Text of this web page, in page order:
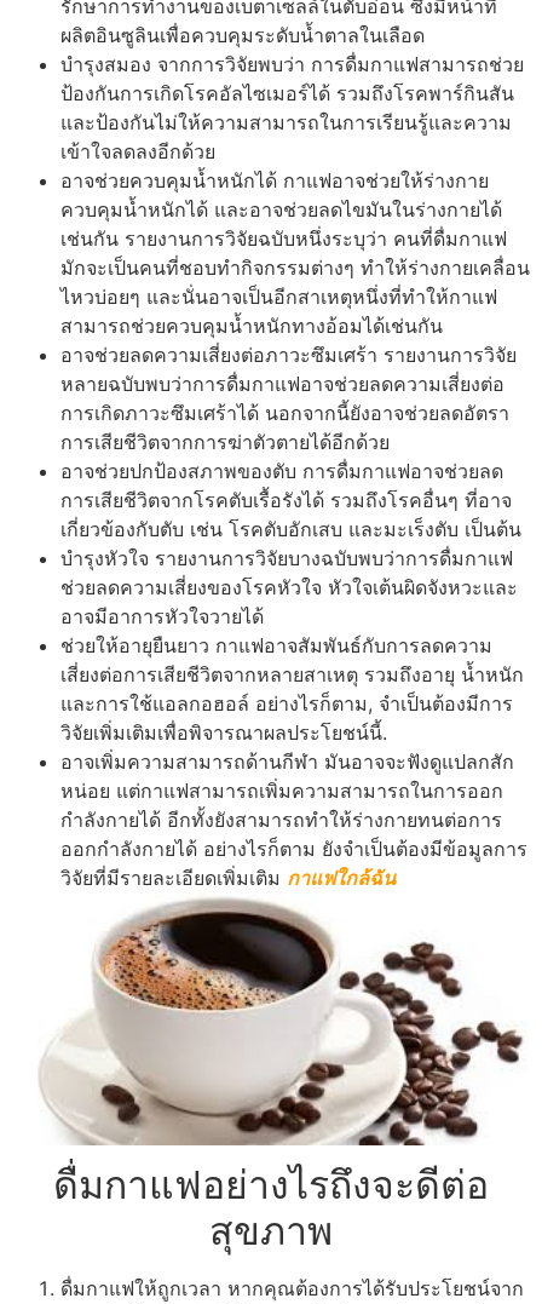
รักษาการทำงานของเบตาเซลล์ในตับอ่อน ซึ่งมีหน้าที่
ผลิตอินซูลินเพื่อควบคุมระดับน้ำตาลในเลือด
บำรุงสมอง จากการวิจัยพบว่า การดื่มกาแฟสามารถช่วย
ป้องกันการเกิดโรคอัลไซเมอร์ได้ รวมถึงโรคพาร์กินสัน
และป้องกันไม่ให้ความสามารถในการเรียนรู้และความ
เข้าใจลดลงอีกด้วย
อาจช่วยควบคุมน้ำหนักได้ กาแฟอาจช่วยให้ร่างกาย
ควบคุมน้ำหนักได้ และอาจช่วยลดไขมันในร่างกายได้
เช่นกัน รายงานการวิจัยฉบับหนึ่งระบุว่า คนที่ดื่มกาแฟ
มักจะเป็นคนที่ชอบทำกิจกรรมต่างๆ ทำให้ร่างกายเคลื่อน
ไหวบ่อยๆ และนั่นอาจเป็นอีกสาเหตุหนึ่งที่ทำให้กาแฟ
สามารถช่วยควบคุมน้ำหนักทางอ้อมได้เช่นกัน
อาจช่วยลดความเสี่ยงต่อภาวะซึมเศร้า รายงานการวิจัย
หลายฉบับพบว่าการดื่มกาแฟอาจช่วยลดความเสี่ยงต่อ
การเกิดภาวะซึมเศร้าได้ นอกจากนี้ยังอาจช่วยลดอัตรา
การเสียชีวิตจากการฆ่าตัวตายได้อีกด้วย
อาจช่วยปกป้องสภาพของตับ การดื่มกาแฟอาจช่วยลด
การเสียชีวิตจากโรคตับเรื้อรังได้ รวมถึงโรคอื่นๆ ที่อาจ
เกี่ยวข้องกับตับ เช่น โรคตับอักเสบ และมะเร็งตับ เป็นต้น
บำรุงหัวใจ รายงานการวิจัยบางฉบับพบว่าการดื่มกาแฟ
ช่วยลดความเสี่ยงของโรคหัวใจ หัวใจเต้นผิดจังหวะและ
อาจมีอาการหัวใจวายได้
ช่วยให้อายุยืนยาว กาแฟอาจสัมพันธ์กับการลดความ
เสี่ยงต่อการเสียชีวิตจากหลายสาเหตุ รวมถึงอายุ น้ำหนัก
และการใช้แอลกอฮอล์ อย่างไรก็ตาม, จำเป็นต้องมีการ
วิจัยเพิ่มเติมเพื่อพิจารณาผลประโยชน์นี้.
อาจเพิ่มความสามารถด้านกีฬา มันอาจจะฟังดูแปลกสัก
หน่อย แต่กาแฟสามารถเพิ่มความสามารถในการออก
กำลังกายได้ อีกทั้งยังสามารถทำให้ร่างกายทนต่อการ
ออกกำลังกายได้ อย่างไรก็ตาม ยังจำเป็นต้องมีข้อมูลการ
วิจัยที่มีรายละเอียดเพิ่มเติม กาแฟใกล้ฉัน
ดื่มกาแฟอย่างไรถึงจะดีต่อ
สุขภาพ
ดื่มกาแฟให้ถูกเวลา หากคุณต้องการได้รับประโยชน์จาก